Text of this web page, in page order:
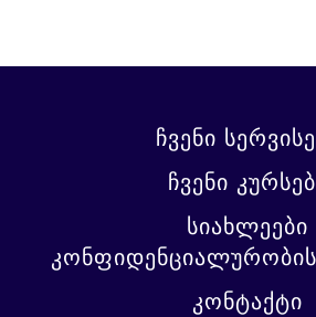
ჩვენი
ჩვენი
სიახლეები
კონტაქტი